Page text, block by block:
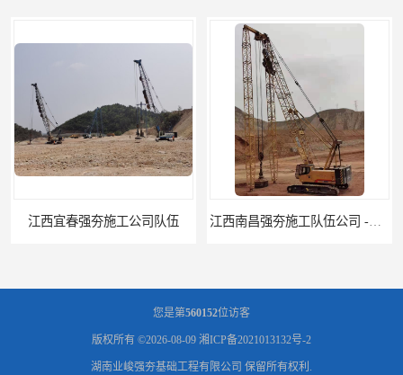
江西南昌强夯施工队伍公司 -湖南业峻强夯基础工程
您是第560152位访客
版权所有 ©2026-08-09 湘ICP备2021013132号-2
湖南业峻强夯基础工程有限公司 保留所有权利.